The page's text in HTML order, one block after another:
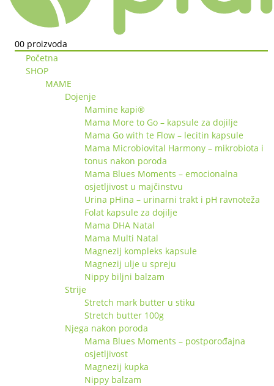
00 proizvoda
Početna
SHOP
MAME
Dojenje
Mamine kapi®
Mama More to Go – kapsule za dojilje
Mama Go with te Flow – lecitin kapsule
Mama Microbiovital Harmony – mikrobiota i
tonus nakon poroda
Mama Blues Moments – emocionalna
osjetljivost u majčinstvu
Urina pHina – urinarni trakt i pH ravnoteža
Folat kapsule za dojilje
Mama DHA Natal
Mama Multi Natal
Magnezij kompleks kapsule
Magnezij ulje u spreju
Nippy biljni balzam
Strije
Stretch mark butter u stiku
Stretch butter 100g
Njega nakon poroda
Mama Blues Moments – postporođajna
osjetljivost
Magnezij kupka
Nippy balzam